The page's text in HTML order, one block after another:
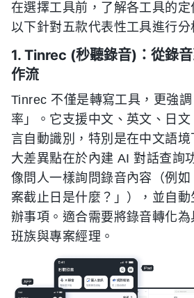
在選擇工具前，了解各工具的定
以下針對五款代表性工具進行分
1. Tinrec (秒聽錄音)：從錄
作流
Tinrec 不僅是轉寫工具，更強
率」。它支援中文、英文、日
言自動識別，特別是在中文語
大差異點在於內建 AI 對話查詢
像問人一樣詢問錄音內容（例
案截止日是什麼？」），並自
辦事項。適合需要將錄音轉化
班族與專案經理。